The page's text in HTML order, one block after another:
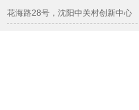
花海路28号，沈阳中关村创新中心